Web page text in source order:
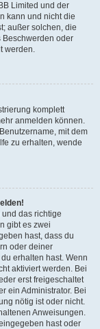
Limited und der
kann und nicht die
außer solchen, die
Beschwerden oder
werden.
komplett
anmelden können.
mit dem
zu erhalten, wende
das richtige
gibt es zwei
hast, dass du
oder deiner
erhalten hast. Wenn
aktiviert werden. Bei
erst freigeschaltet
ein Administrator. Bei
nötig ist oder nicht.
Anweisungen.
hast oder